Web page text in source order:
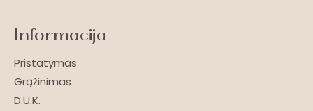
Informacija
Pristatymas
Grąžinimas
D.U.K.